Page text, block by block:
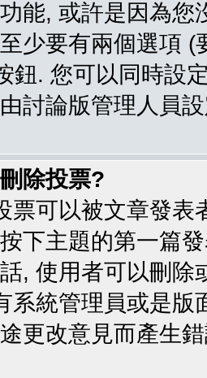
能, 或許是因為
少要有兩個選項
鈕. 您可以同時設
討論版管理人員
除投票?
票可以被文章發
下主題的第一篇
, 使用者可以刪
系統管理員或是
更改意見而產生